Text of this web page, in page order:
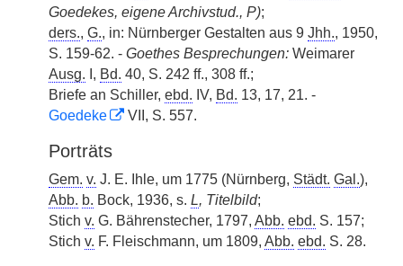
Goedekes, eigene Archivstud., P);
ders., G., in: Nürnberger Gestalten aus 9 Jhh., 1950,
S. 159-62. - Goethes Besprechungen: Weimarer
Ausg. I, Bd. 40, S. 242 ff., 308 ff.;
Briefe an Schiller, ebd. IV, Bd. 13, 17, 21. -
Goedeke
VII, S. 557.
Porträts
Gem. v. J. E. Ihle, um 1775 (Nürnberg, Städt. Gal.),
Abb. b. Bock, 1936, s. L, Titelbild;
Stich v. G. Bährenstecher, 1797, Abb. ebd. S. 157;
Stich v. F. Fleischmann, um 1809, Abb. ebd. S. 28.